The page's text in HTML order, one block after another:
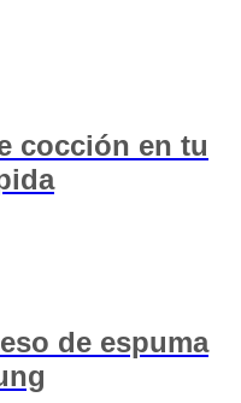
cocción en tu
de espuma